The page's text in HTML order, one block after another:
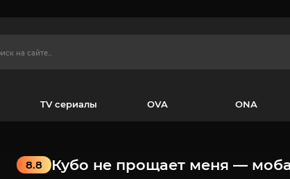
TV сериалы OVA ONA
Кубо не прощает меня — моба
8.8